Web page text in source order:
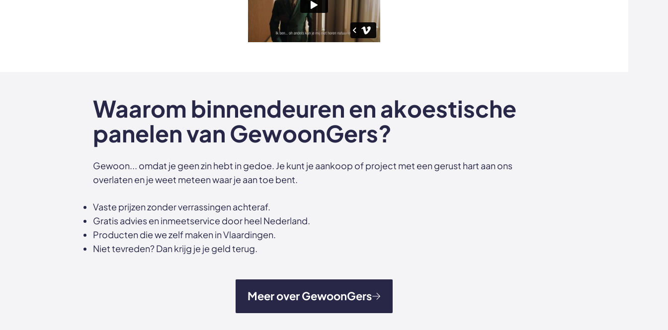
Waarom binnendeuren en akoestische
panelen van GewoonGers?
Gewoon... omdat je geen zin hebt in gedoe. Je kunt je aankoop of project met een gerust hart aan ons
overlaten en je weet meteen waar je aan toe bent.
Vaste prijzen zonder verrassingen achteraf.
Gratis advies en inmeetservice door heel Nederland.
Producten die we zelf maken in Vlaardingen.
Niet tevreden? Dan krijg je je geld terug.
Meer over GewoonGers